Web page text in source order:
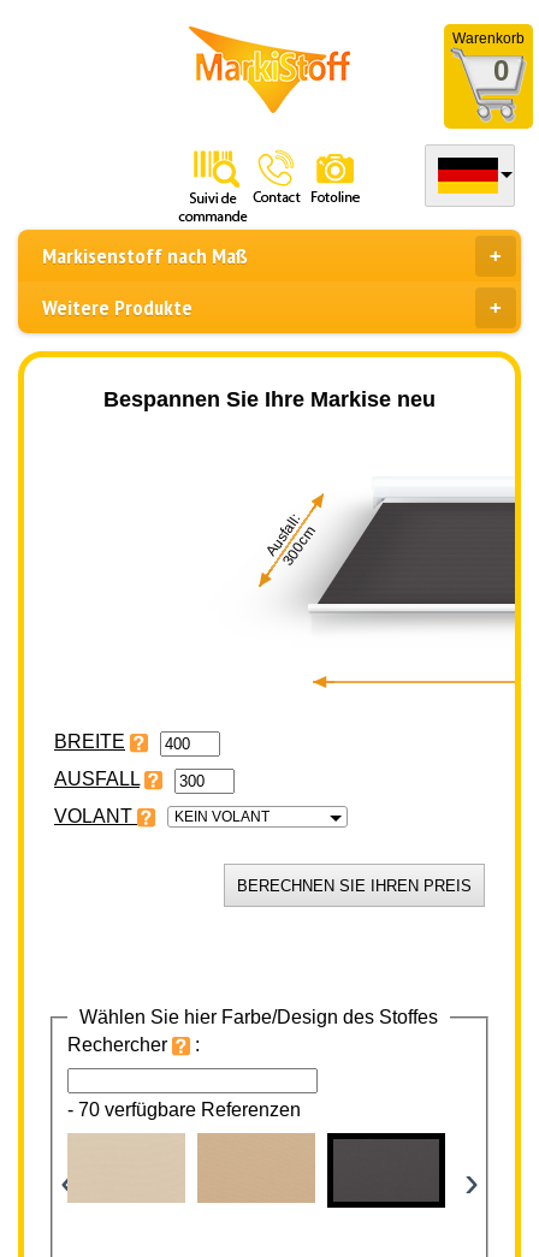
Warenkorb
0
Markisenstoff nach Maß
Weitere Produkte
Bespannen Sie Ihre Markise neu
Ausfall:
300cm
BREITE
VOLANT KEIN VOLANT
Wählen Sie hier Farbe/Design des Stoffes
Rechercher
:
- 70 verfügbare Referenzen
‹ ›